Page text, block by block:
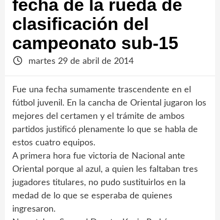
fecha de la rueda de
clasificación del
campeonato sub-15
martes 29 de abril de 2014
Fue una fecha sumamente trascendente en el
fútbol juvenil. En la cancha de Oriental jugaron los
mejores del certamen y el trámite de ambos
partidos justificó plenamente lo que se habla de
estos cuatro equipos.
A primera hora fue victoria de Nacional ante
Oriental porque al azul, a quien les faltaban tres
jugadores titulares, no pudo sustituirlos en la
medad de lo que se esperaba de quienes
ingresaron.